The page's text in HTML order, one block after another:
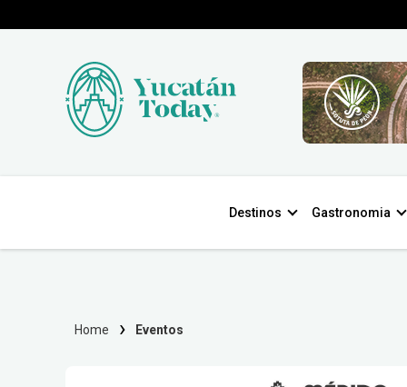
Destinos Gastronomia
Home Eventos